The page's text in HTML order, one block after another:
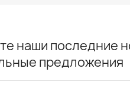
наши последние
предложения